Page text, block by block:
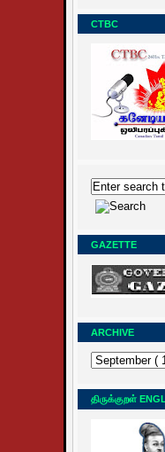
CTBC
GAZETTE
ARCHIVE
திருக்குறள்